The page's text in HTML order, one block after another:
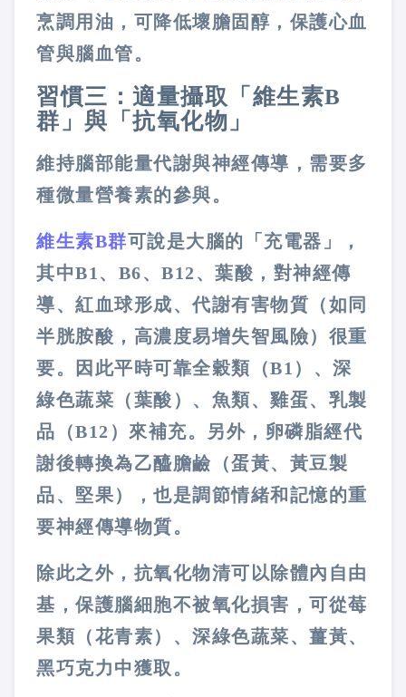
烹調用油，可降低壞膽固醇，保護心血
管與腦血管。
習慣三：適量攝取「維生素B
群」與「抗氧化物」
維持腦部能量代謝與神經傳導，需要多
種微量營養素的參與。
維生素B群可說是大腦的「充電器」，
其中B1、B6、B12、葉酸，對神經傳
導、紅血球形成、代謝有害物質（如同
半胱胺酸，高濃度易增失智風險）很重
要。因此平時可靠全穀類（B1）、深
綠色蔬菜（葉酸）、魚類、雞蛋、乳製
品（B12）來補充。另外，卵磷脂經代
謝後轉換為乙醯膽鹼（蛋黃、黃豆製
品、堅果），也是調節情緒和記憶的重
要神經傳導物質。
除此之外，抗氧化物清可以除體內自由
基，保護腦細胞不被氧化損害，可從莓
果類（花青素）、深綠色蔬菜、薑黃、
黑巧克力中獲取。